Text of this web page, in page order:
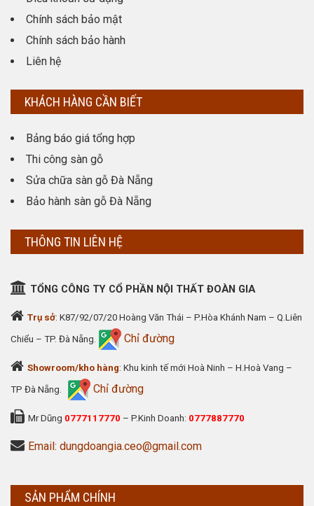
Chính sách bảo mật
Chính sách bảo hành
Liên hệ
KHÁCH HÀNG CẦN BIẾT
Bảng báo giá tổng hợp
Thi công sàn gỗ
Sửa chữa sàn gỗ Đà Nẵng
Bảo hành sàn gỗ Đà Nẵng
THÔNG TIN LIÊN HỆ
TỔNG CÔNG TY CỔ PHẦN NỘI THẤT ĐOÀN GIA
Trụ sở: K87/92/07/20 Hoàng Văn Thái – P.Hòa Khánh Nam – Q.Liên
Chiểu – TP. Đà Nẵng. Chỉ đường
Showroom/kho hàng: Khu kinh tế mới Hoà Ninh – H.Hoà Vang –
TP Đà Nẵng. Chỉ đường
Mr Dũng 0777117770 – P.Kinh Doanh: 0777887770
Email: dungdoangia.ceo@gmail.com
SẢN PHẨM CHÍNH